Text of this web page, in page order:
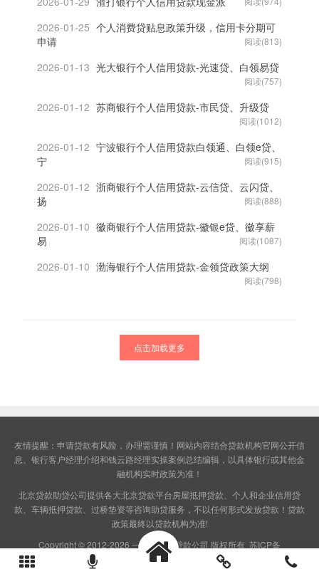
2026-01-25 个人消费贷贴息政策升级，信用卡分期可
申请
阅读(813)
2026-01-13 光大银行个人信用贷款-光速贷、白领易贷
阅读(757)
2026-01-12 苏商银行个人信用贷款-市民贷、升级贷
阅读(1012)
2026-01-12 宁波银行个人信用贷款白领通、白领e贷、
宁
阅读(915)
2026-01-12 浙商银行个人信用贷款-云信贷、云闪贷、
扬
阅读(888)
2026-01-10 徽商银行个人信用贷款-徽银e贷、徽享薪
易
阅读(1087)
2026-01-10 渤海银行个人信用贷款-金领贷政策大纲
阅读(798)
点击加载更多
友情提醒：申请贷款有风险，办理需谨慎！网站内容结合贷款机构官网公开信
息、银行客户经理介绍和钱云路经理实操案例总结编辑，以具体银行或其他金
融机构实时政策为准！
北京贷款助贷公司提供各大北京贷款平台房屋抵押贷款、个人和企业信用贷
款、车辆抵押贷款、过桥垫资等咨询助贷服务，不以任何形式发放贷款！贷款
政策最终以贷款机构为准!
Copyright © 2012-2026 一站式北京贷款公司 版权所有 苏ICP备
2023010814号